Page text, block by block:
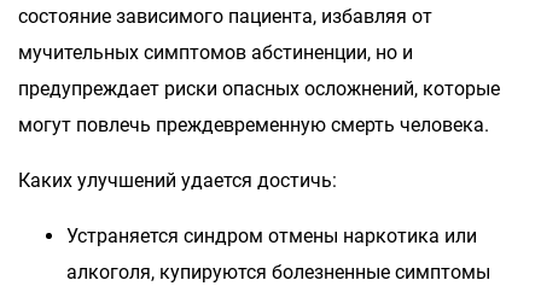
состояние зависимого пациента, избавляя от
мучительных симптомов абстиненции, но и
предупреждает риски опасных осложнений, которые
могут повлечь преждевременную смерть человека.
Каких улучшений удается достичь:
Устраняется синдром отмены наркотика или
алкоголя, купируются болезненные симптомы